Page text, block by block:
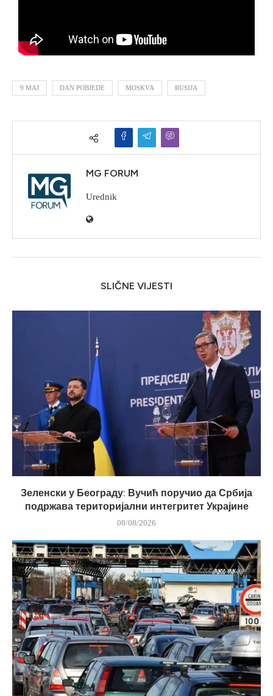
9 MAJ DAN POBJEDE MOSKVA RUSIJA
MG FORUM
Urednik
SLIČNE VIJESTI
Зеленски у Београду: Вучић поручио да Србија
подржава територијални интегритет Украјине
08/08/2026